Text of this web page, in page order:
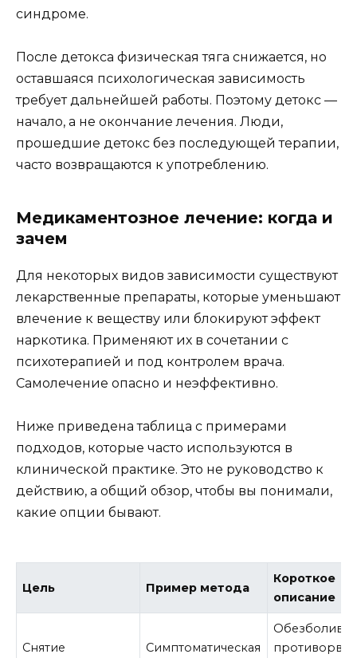
синдроме.
После детокса физическая тяга снижается, но
оставшаяся психологическая зависимость
требует дальнейшей работы. Поэтому детокс —
начало, а не окончание лечения. Люди,
прошедшие детокс без последующей терапии,
часто возвращаются к употреблению.
Медикаментозное лечение: когда и
зачем
Для некоторых видов зависимости существуют
лекарственные препараты, которые уменьшают
влечение к веществу или блокируют эффект
наркотика. Применяют их в сочетании с
психотерапией и под контролем врача.
Самолечение опасно и неэффективно.
Ниже приведена таблица с примерами
подходов, которые часто используются в
клинической практике. Это не руководство к
действию, а общий обзор, чтобы вы понимали,
какие опции бывают.
Цель Пример метода
Короткое
описание
Снятие
Симптоматическая